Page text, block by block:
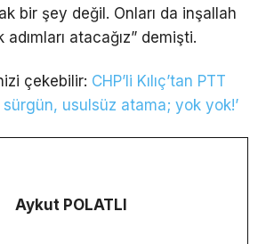
bir şey değil. Onları da inşallah
atacağız” demişti.
çekebilir: CHP’li Kılıç’tan PTT
sürgün, usulsüz atama; yok yok!’
Aykut POLATLI